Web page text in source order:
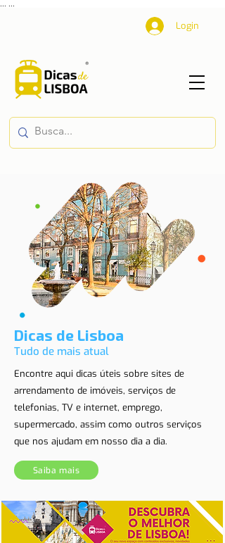
Login
Dicas de Lisboa
Tudo de mais atual
Encontre aqui dicas úteis sobre sites de
arrendamento de imóveis, serviços de
telefonias, TV e internet, emprego,
supermercado, assim como outros serviços
que nos ajudam em nosso dia a dia.
Saiba mais